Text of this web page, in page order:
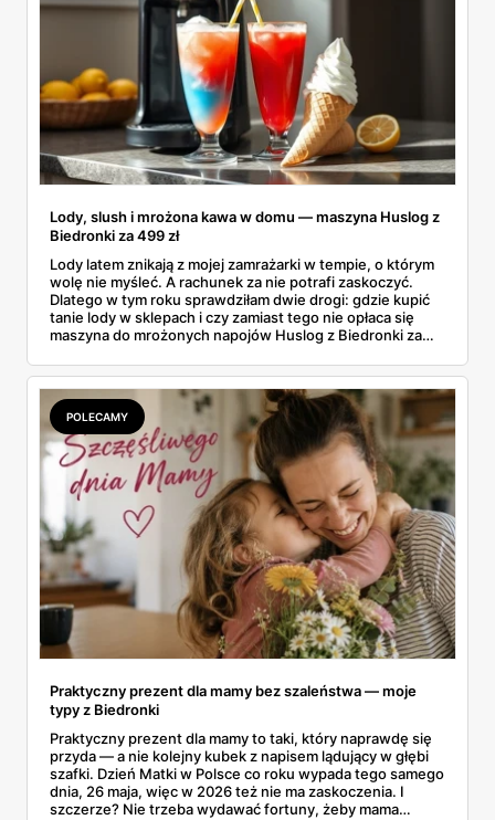
Lody, slush i mrożona kawa w domu — maszyna Huslog z
Biedronki za 499 zł
Lody latem znikają z mojej zamrażarki w tempie, o którym
wolę nie myśleć. A rachunek za nie potrafi zaskoczyć.
Dlatego w tym roku sprawdziłam dwie drogi: gdzie kupić
tanie lody w sklepach i czy zamiast tego nie opłaca się
maszyna do mrożonych napojów Huslog z Biedronki za
kawę w domu, bez wychodzenia po nie do sklepu.
Postanowiłam policzyć, kiedy naprawdę się to zwraca.
POLECAMY
Praktyczny prezent dla mamy bez szaleństwa — moje
typy z Biedronki
Praktyczny prezent dla mamy to taki, który naprawdę się
przyda — a nie kolejny kubek z napisem lądujący w głębi
szafki. Dzień Matki w Polsce co roku wypada tego samego
dnia, 26 maja, więc w 2026 też nie ma zaskoczenia. I
szczerze? Nie trzeba wydawać fortuny, żeby mama